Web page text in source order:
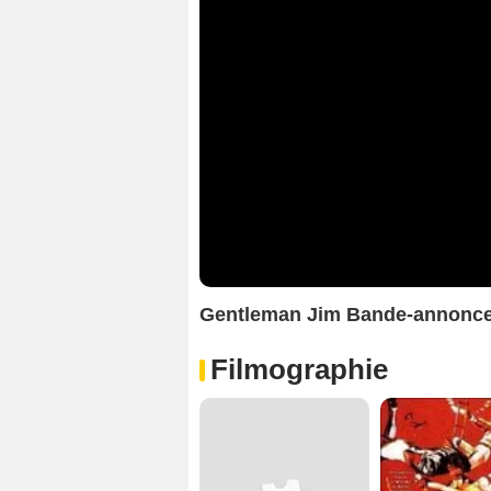
Gentleman Jim Bande-
Filmographie